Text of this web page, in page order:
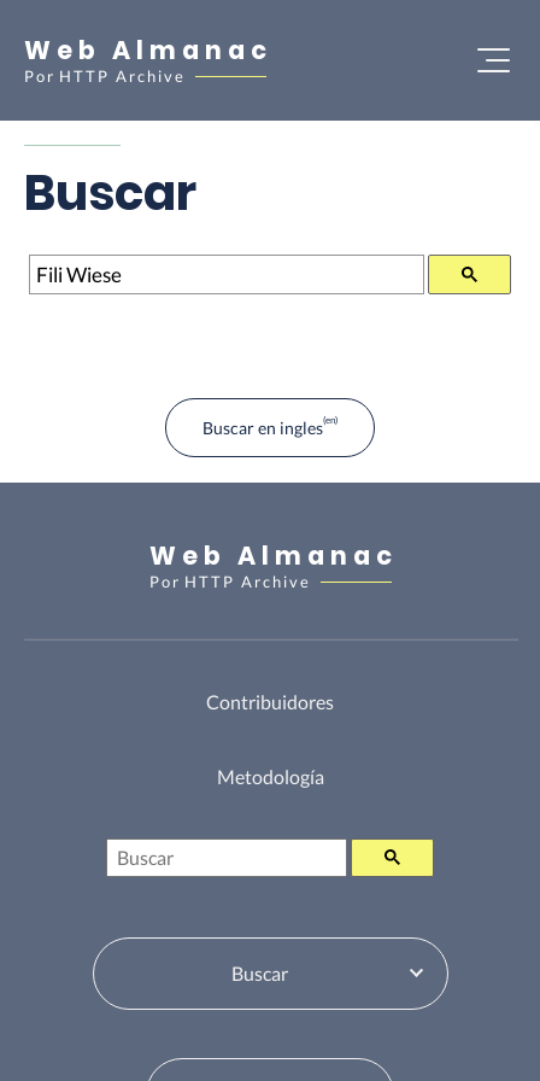
Web Almanac
Por HTTP Archive
Buscar
Buscar
Buscar en ingles
Web Almanac
Por HTTP Archive
Contribuidores
Metodología
Buscar
Selector de tabla de contenidos